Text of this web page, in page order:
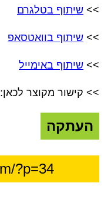
>> שיתוף בטלגרם
>> שיתוף בוואטסאפ
>> שיתוף באימייל
>> קישור מקוצר לכאן:
העתקה